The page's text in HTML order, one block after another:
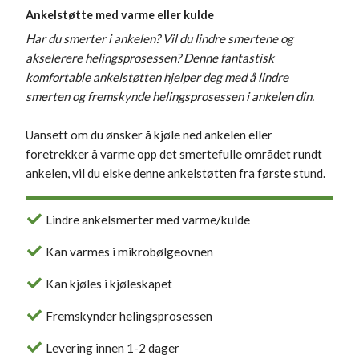
Ankelstøtte med varme eller kulde
Har du smerter i ankelen? Vil du lindre smertene og
akselerere helingsprosessen? Denne fantastisk
komfortable ankelstøtten hjelper deg med å lindre
smerten og fremskynde helingsprosessen i ankelen din.
Uansett om du ønsker å kjøle ned ankelen eller
foretrekker å varme opp det smertefulle området rundt
ankelen, vil du elske denne ankelstøtten fra første stund.
Lindre ankelsmerter med varme/kulde
Kan varmes i mikrobølgeovnen
Kan kjøles i kjøleskapet
Fremskynder helingsprosessen
Levering innen 1-2 dager